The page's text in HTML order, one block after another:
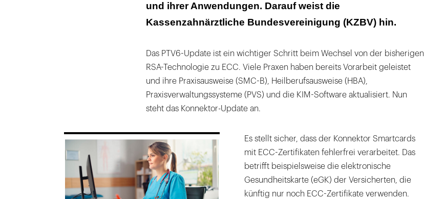
und ihrer Anwendungen. Darauf weist die
Kassenzahnärztliche Bundesvereinigung (KZBV) hin.
Das PTV6-Update ist ein wichtiger Schritt beim Wechsel von der bisherigen
RSA-Technologie zu ECC. Viele Praxen haben bereits Vorarbeit geleistet
und ihre Praxisausweise (SMC-B), Heilberufsausweise (HBA),
Praxisverwaltungssysteme (PVS) und die KIM-Software aktualisiert. Nun
steht das Konnektor-Update an.
Es stellt sicher, dass der Konnektor Smartcards
mit ECC-Zertifikaten fehlerfrei verarbeitet. Das
betrifft beispielsweise die elektronische
Gesundheitskarte (eGK) der Versicherten, die
künftig nur noch ECC-Zertifikate verwenden.